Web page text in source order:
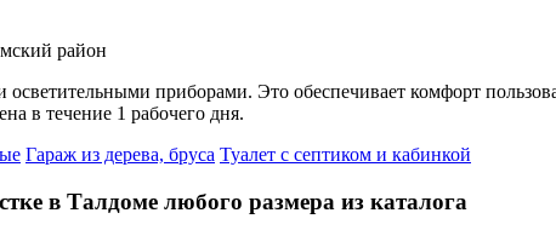
приборами. Это обеспечивает комфорт
в течение 1 рабочего дня.
Гараж из дерева, бруса Туалет с септиком и кабинкой
в Талдоме любого размера из каталога